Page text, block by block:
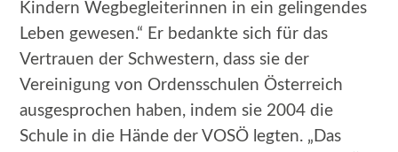
Kindern Wegbegleiterinnen in ein gelingendes
Leben gewesen.“ Er bedankte sich für das
Vertrauen der Schwestern, dass sie der
Vereinigung von Ordensschulen Österreich
ausgesprochen haben, indem sie 2004 die
Schule in die Hände der VOSÖ legten. „Das